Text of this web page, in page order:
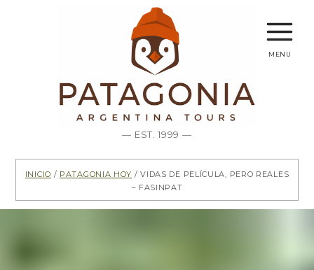
— EST. 1999 —
menu
Inicio / Patagonia hoy / Vidas de película, pero reales
– FASINPAT